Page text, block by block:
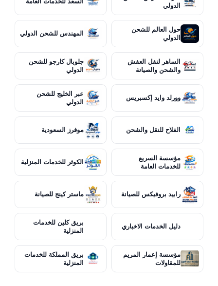
الدولي
حول العالم للشحن
الدولي
المهندس للشحن الدولي
الساهر لنقل العفش
والشحن والصيانة
جلوبال كارجو للشحن
الدولي
وورلد وايد إكسبريس
عبر الخليج للشحن
الدولي
الفلاح للنقل والشحن موفرز السعودية
مؤسسة السريع
للخدمات العامة
الكوثر للخدمات المنزلية
رابيد بروفيكس للصيانة ماستر كينج للصيانة
دليل الخدمات الاخباري
بريق كلين للخدمات
المنزلية
مؤسسة إعمار المريم
للمقاولات
بريق المملكة للخدمات
المنزلية